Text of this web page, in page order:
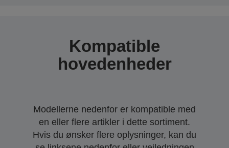
Kompatible
hovedenheder
Modellerne nedenfor er kompatible med
en eller flere artikler i dette sortiment.
Hvis du ønsker flere oplysninger, kan du